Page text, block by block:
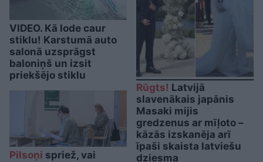
VIDEO. Kā lode caur
stiklu! Karstumā auto
salonā uzsprāgst
baloniņš un izsit
priekšējo stiklu
Pilsoņi spriež, vai
Rūgts! Latvijā
slavenākais japānis
Masaki mijis
gredzenus ar mīļoto –
kāzās izskanēja arī
īpaši skaista latviešu
dziesma